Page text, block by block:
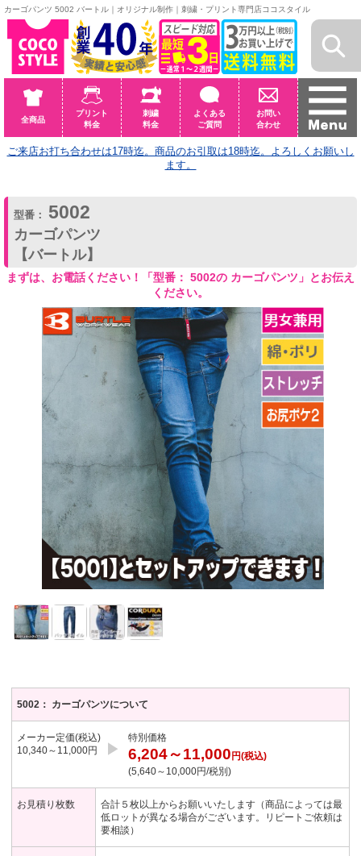
カーゴパンツ 5002 バートル｜オリジナル制作｜刺繍・プリント専門店ココスタイル
全商品
プリント
料金
刺繍
料金
よくある
ご質問
お問い
合わせ
ご来店お打ち合わせは17時迄。商品のお引取は18時迄。よろしくお願いし
ます。
型番： 5002
カーゴパンツ
【バートル】
まずは、お電話ください！「型番： 5002の カーゴパンツ」とお伝え
ください。
5002： カーゴパンツについて
メーカー定価(税込)
10,340～11,000円
▶︎
特別価格
6,204～11,000 円(税込)
(5,640～10,000円/税別)
お見積り枚数
合計５枚以上からお願いいたします（商品によっては最
低ロットが異なる場合がございます。リピートご依頼は
要相談）